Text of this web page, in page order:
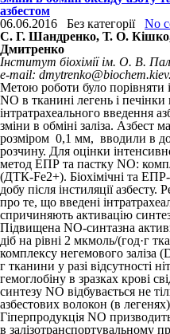
азбестом
06.06.2016
Без категорії
No
С. Г. Шандренко, Т. О.
Дмитренко
Інститут біохімії ім. О. В.
е-mail:
Метою роботи було порівняти
NO в тканині легень і печінки
інтратрахеального введення
зміни в обміні заліза. Азбест
розміром 0,1 мм, вводили в
розчину. Для оцінки
метод ЕПР та пастку NO:
(ДТК-Fe2+). Біохімічні та
добу після інстиляції азбесту.
про те, що введені
спричиняють активацію
Підвищена NO-синтазна
діб на рівні 2 мкмоль/(год·г
комплексу негемового заліза
г тканини у разі відсутності
гемоглобіну в зразках крові
синтезу NO відбувається не
азбестових волокон (в
Гіперпродукція NO
в залізотранспортувальному